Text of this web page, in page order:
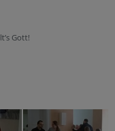
Gott!